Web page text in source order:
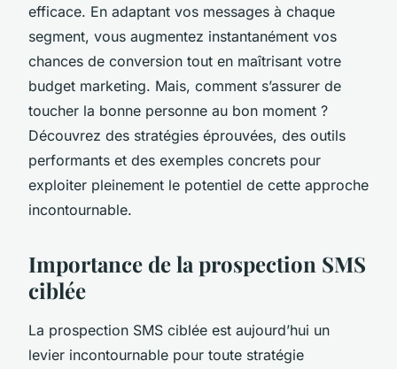
efficace. En adaptant vos messages à chaque
segment, vous augmentez instantanément vos
chances de conversion tout en maîtrisant votre
budget marketing. Mais, comment s’assurer de
toucher la bonne personne au bon moment ?
Découvrez des stratégies éprouvées, des outils
performants et des exemples concrets pour
exploiter pleinement le potentiel de cette approche
incontournable.
Importance de la prospection SMS
ciblée
La prospection SMS ciblée est aujourd’hui un
levier incontournable pour toute stratégie